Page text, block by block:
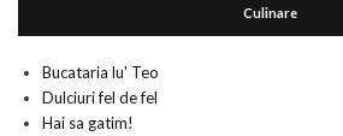
Culinare
Bucataria lu' Teo
Dulciuri fel de fel
Hai sa gatim!